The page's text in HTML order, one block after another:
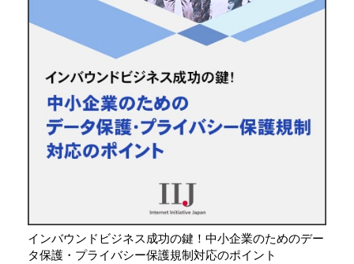
インバウンドビジネス成功の鍵！中小企業のためのデー
タ保護・プライバシー保護規制対応のポイント